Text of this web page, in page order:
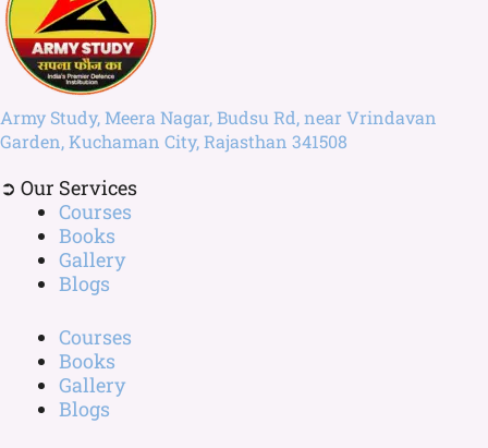
Army Study, Meera Nagar, Budsu Rd, near Vrindavan
Garden, Kuchaman City, Rajasthan 341508
➲ Our Services
Courses
Books
Gallery
Blogs
Courses
Books
Gallery
Blogs